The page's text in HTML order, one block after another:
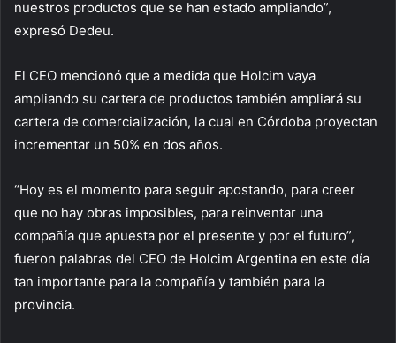
nuestros productos que se han estado ampliando”,
expresó Dedeu.
El CEO mencionó que a medida que Holcim vaya
ampliando su cartera de productos también ampliará su
cartera de comercialización, la cual en Córdoba proyectan
incrementar un 50% en dos años.
“Hoy es el momento para seguir apostando, para creer
que no hay obras imposibles, para reinventar una
compañía que apuesta por el presente y por el futuro”,
fueron palabras del CEO de Holcim Argentina en este día
tan importante para la compañía y también para la
provincia.